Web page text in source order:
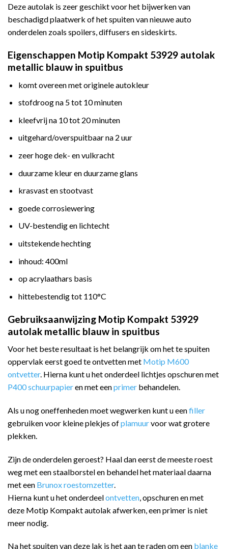
Deze autolak is zeer geschikt voor het bijwerken van
beschadigd plaatwerk of het spuiten van nieuwe auto
onderdelen zoals spoilers, diffusers en sideskirts.
Eigenschappen Motip Kompakt 53929 autolak
metallic blauw in spuitbus
komt overeen met originele autokleur
stofdroog na 5 tot 10 minuten
kleefvrij na 10 tot 20 minuten
uitgehard/overspuitbaar na 2 uur
zeer hoge dek- en vulkracht
duurzame kleur en duurzame glans
krasvast en stootvast
goede corrosiewering
UV-bestendig en lichtecht
uitstekende hechting
inhoud: 400ml
op acrylaathars basis
hittebestendig tot 110°C
Gebruiksaanwijzing Motip Kompakt 53929
autolak metallic blauw in spuitbus
Voor het beste resultaat is het belangrijk om het te spuiten
oppervlak eerst goed te ontvetten met Motip M600
ontvetter. Hierna kunt u het onderdeel lichtjes opschuren met
P400 schuurpapieren met eenprimer behandelen.
Als u nog oneffenheden moet wegwerken kunt u eenfiller
gebruiken voor kleine plekjes ofplamuurvoor wat grotere
plekken.
Zijn de onderdelen geroest? Haal dan eerst de meeste roest
weg met een staalborstel en behandel het materiaal daarna
met een Brunox roestomzetter.
Hierna kunt u het onderdeelontvetten , opschuren en met
deze Motip Kompakt autolak afwerken, een primer is niet
meer nodig.
Na het spuiten van deze lak is het aan te raden om een blanke